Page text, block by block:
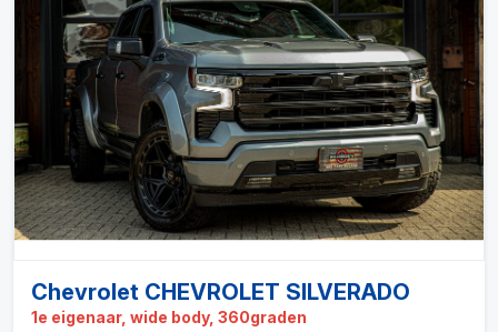
Chevrolet CHEVROLET SILVERADO
1e eigenaar, wide body, 360graden